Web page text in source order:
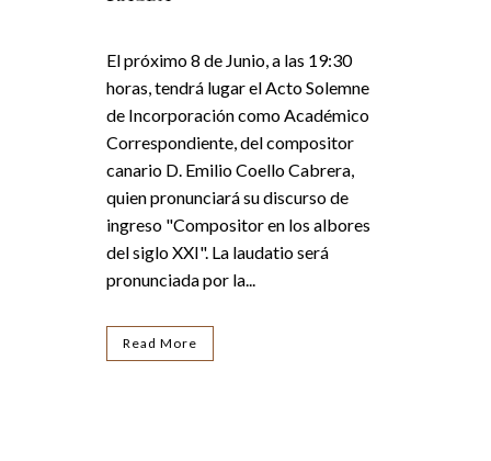
El próximo 8 de Junio, a las 19:30
horas, tendrá lugar el Acto Solemne
de Incorporación como Académico
Correspondiente, del compositor
canario D. Emilio Coello Cabrera,
quien pronunciará su discurso de
ingreso "Compositor en los albores
del siglo XXI". La laudatio será
pronunciada por la...
Read More